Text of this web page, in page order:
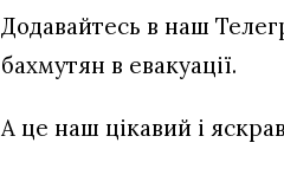
Додавайтесь в наш
бахмутян в евакуації.
А це наш цікавий і